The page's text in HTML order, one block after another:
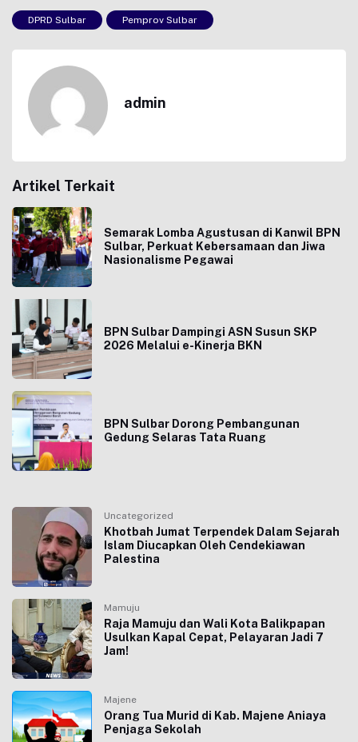
DPRD Sulbar Pemprov Sulbar
admin
Artikel Terkait
Semarak Lomba Agustusan di Kanwil BPN
Sulbar, Perkuat Kebersamaan dan Jiwa
Nasionalisme Pegawai
BPN Sulbar Dampingi ASN Susun SKP
2026 Melalui e-Kinerja BKN
BPN Sulbar Dorong Pembangunan
Gedung Selaras Tata Ruang
Uncategorized
Khotbah Jumat Terpendek Dalam Sejarah
Islam Diucapkan Oleh Cendekiawan
Palestina
Mamuju
Raja Mamuju dan Wali Kota Balikpapan
Usulkan Kapal Cepat, Pelayaran Jadi 7
Jam!
Majene
Orang Tua Murid di Kab. Majene Aniaya
Penjaga Sekolah